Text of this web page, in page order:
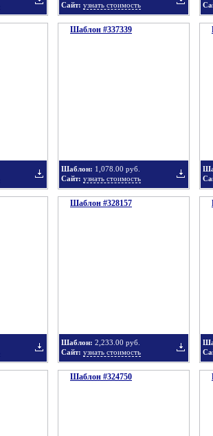
Сайт: узнать стоимость
Шаблон #337339
Шаблон: 1,078.00 руб.
Сайт: узнать стоимость
Шаблон #328157
Шаблон: 2,233.00 руб.
Сайт: узнать стоимость
Шаблон #324750